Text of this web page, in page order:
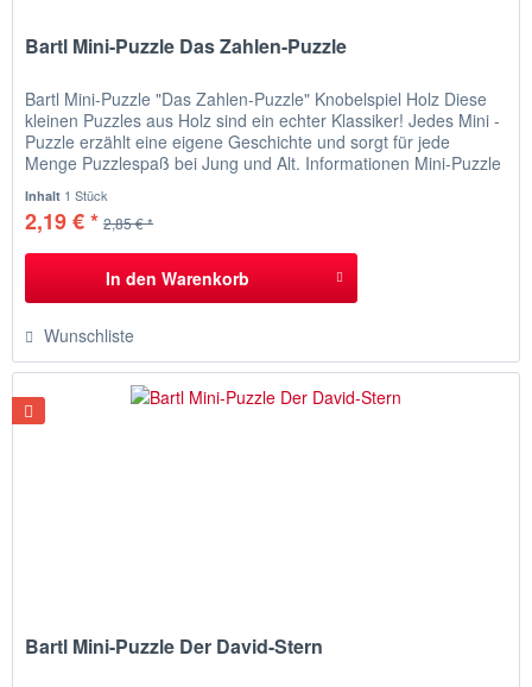
Bartl Mini-Puzzle Das Zahlen-Puzzle
Bartl Mini-Puzzle "Das Zahlen-Puzzle" Knobelspiel Holz Diese
kleinen Puzzles aus Holz sind ein echter Klassiker! Jedes Mini -
Puzzle erzählt eine eigene Geschichte und sorgt für jede
Menge Puzzlespaß bei Jung und Alt. Informationen Mini-Puzzle
Wabenbau hatte es in sich! Sieben Waben waren so
anzuordnen,...
Inhalt 1 Stück
2,19 € * 2,85 € *
In den Warenkorb
Wunschliste
Bartl Mini-Puzzle Der David-Stern